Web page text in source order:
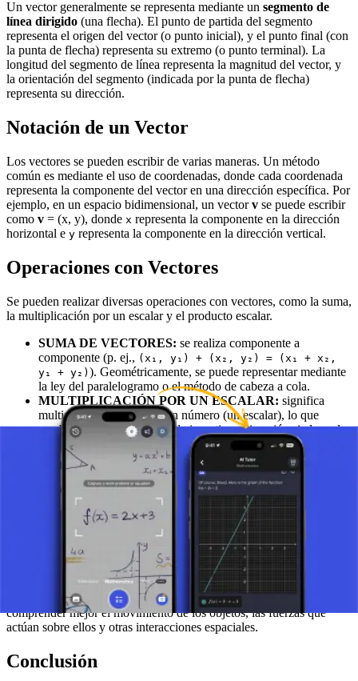
Un vector generalmente se representa mediante un segmento de
línea dirigido (una flecha). El punto de partida del segmento
representa el origen del vector (o punto inicial), y el punto final (con
la punta de flecha) representa su extremo (o punto terminal). La
longitud del segmento de línea representa la magnitud del vector, y
la orientación del segmento (indicada por la punta de flecha)
representa su dirección.
Notación de un Vector
Los vectores se pueden escribir de varias maneras. Un método
común es mediante el uso de coordenadas, donde cada coordenada
representa la componente del vector en una dirección específica. Por
ejemplo, en un espacio bidimensional, un vectorv se puede escribir
como v = (x, y), donde x representa la componente en la dirección
horizontal e y representa la componente en la dirección vertical.
Operaciones con Vectores
Se pueden realizar diversas operaciones con vectores, como la suma,
la multiplicación por un escalar y el producto escalar.
SUMA DE VECTORES: se realiza componente a
componente (p. ej., (x₁, y₁) + (x₂, y₂) = (x₁ + x₂,
y₁ + y₂) ). Geométricamente, se puede representar mediante
la ley del paralelogramo o el método de cabeza a cola.
MULTIPLICACIÓN POR UN ESCALAR: significa
multiplicar un vector por un número (un escalar), lo que
cambia su magnitud (y puede invertir su dirección si el escalar
es negativo) pero no su dirección fundamental.
PRODUCTO ESCALAR:el producto escalar de dos
vectores da como resultado un valor escalar, que, entre otras
cosas, puede indicar si los dos vectores son perpendiculares
(si su producto escalar es cero).
Importancia de los Vectores
Los vectores son indispensables en matemáticas, ya que permiten
una descripción precisa de la dirección y la magnitud de diversas
cantidades. Al comprender los vectores, podemos analizar y
comprender mejor el movimiento de los objetos, las fuerzas que
actúan sobre ellos y otras interacciones espaciales.
Conclusión